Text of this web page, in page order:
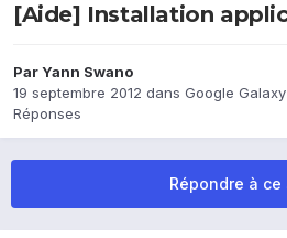
[Aide] Installation
ParYann Swano
19 septembre 2012 dans Google
Réponses
Répondre à ce